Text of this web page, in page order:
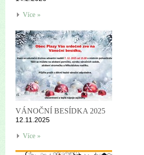
Více »
VÁNOČNÍ BESÍDKA 2025
12.11.2025
Více »